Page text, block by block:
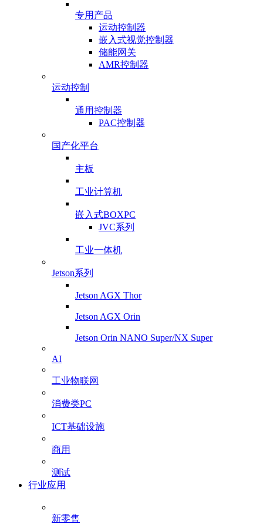
专用产品
运动控制器
嵌入式视觉控制器
储能网关
AMR控制器
运动控制
通用控制器
PAC控制器
国产化平台
主板
工业计算机
嵌入式BOXPC
JVC系列
工业一体机
Jetson系列
Jetson AGX Thor
Jetson AGX Orin
Jetson Orin NANO Super/NX Super
AI
工业物联网
消费类PC
ICT基础设施
商用
测试
行业应用
新零售